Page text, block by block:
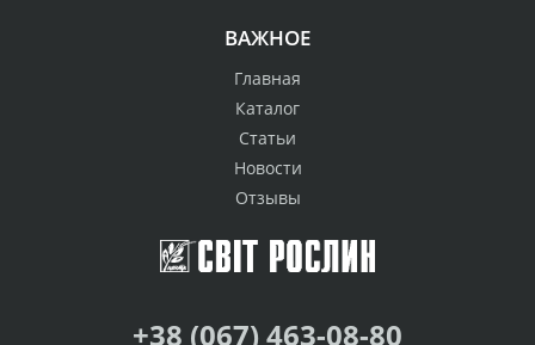
ВАЖНОЕ
Главная
Каталог
Статьи
Новости
Отзывы
+38 (067) 463-08-80